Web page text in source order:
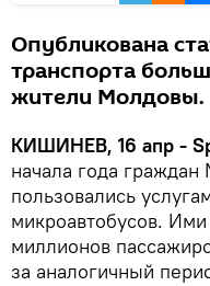
Опубликована
транспорта
жители Молдовы.
КИШИНЕВ, 16 апр -
начала года
пользовались
микроавтобусов.
миллионов
за аналогичный